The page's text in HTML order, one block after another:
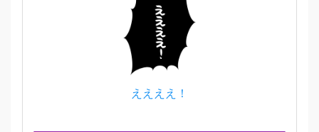
ええええ！